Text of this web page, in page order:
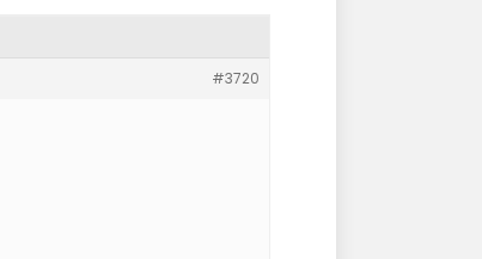
#3720